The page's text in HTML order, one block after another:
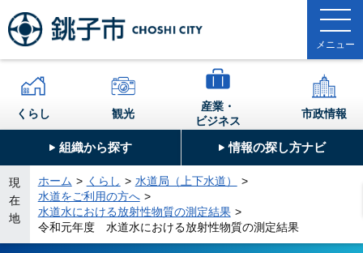
組織から探す 情報の探し方ナビ
くらし 観光
産業・
ビジネス
市政情報
現
在
地
ホーム くらし
水道局（上下水道）
水道をご利用の方へ
水道水における放射性物質の測定結果
令和元年度 水道水における放射性物質の測定結果